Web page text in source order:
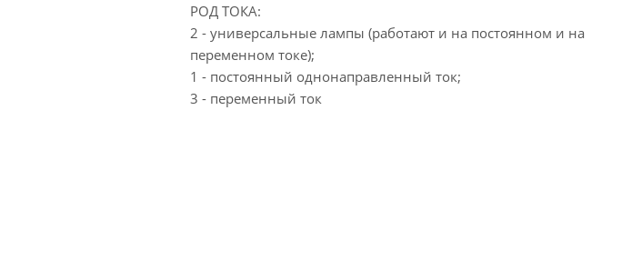
РОД ТОКА:
2 - универсальные лампы (работают и на постоянном и на
переменном токе);
1 - постоянный однонаправленный ток;
3 - переменный ток